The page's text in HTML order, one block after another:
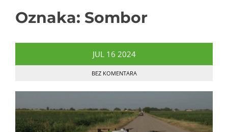
Oznaka: Sombor
JUL 16 2024
BEZ KOMENTARA